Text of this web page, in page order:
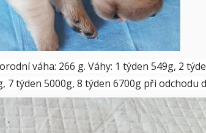
váha: 266 g. Váhy: 1 týden 549g, 2
7 týden 5000g, 8 týden 6700g při odchodu